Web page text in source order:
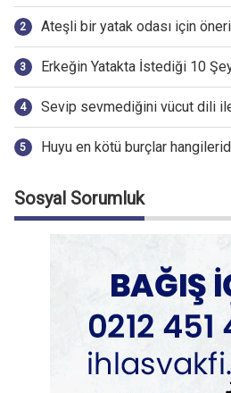
Ateşli bir yatak odası için
Erkeğin Yatakta İstediği 10
Sevip sevmediğini vücut dili
Huyu en kötü burçlar
Sosyal Sorumluk